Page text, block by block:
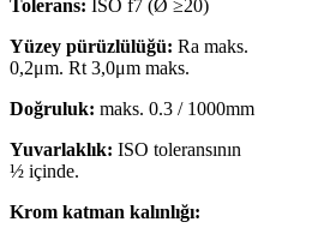
Tolerans: ISO f7 (Ø ≥20)
Yüzey pürüzlülüğü: Ra maks.
0,2μm. Rt 3,0μm maks.
Doğruluk: maks. 0.3 / 1000mm
Yuvarlaklık: ISO toleransının
½ içinde.
Krom katman kalınlığı: